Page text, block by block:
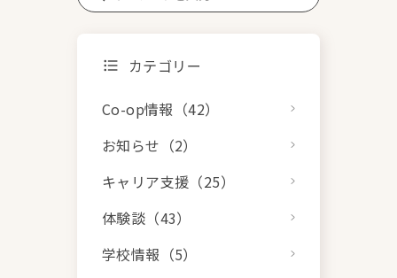
カテゴリー
Co-op情報（42）
お知らせ（2）
キャリア支援（25）
体験談（43）
学校情報（5）